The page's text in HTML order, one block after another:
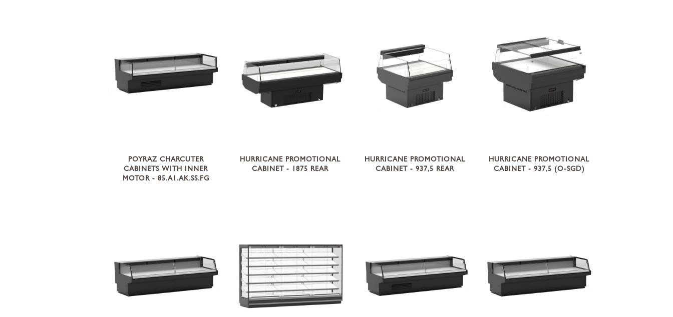
POYRAZ CHARCUTER
CABINETS WITH INNER
MOTOR - 85.A1.AK.SS.FG
HURRICANE PROMOTIONAL
CABINET - 1875 REAR
HURRICANE PROMOTIONAL
CABINET - 937,5 REAR
HURRICANE PROMOTIONAL
CABINET - 937,5 (O-SGD)